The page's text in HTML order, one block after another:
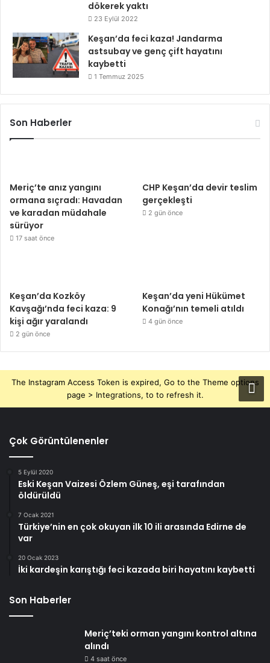
dökerek yaktı
23 Eylül 2022
Keşan’da feci kaza! Jandarma
astsubay ve genç çift hayatını
kaybetti
1 Temmuz 2025
Son Haberler
Meriç’te anız yangını
ormana sıçradı: Havadan
ve karadan müdahale
sürüyor
17 saat önce
CHP Keşan’da devir teslim
gerçekleşti
2 gün önce
Keşan’da Kozköy
Kavşağı’nda feci kaza: 9
kişi ağır yaralandı
2 gün önce
Keşan’da yeni Hükümet
Konağı’nın temeli atıldı
4 gün önce
The Instagram Access Token is expired, Go to the Theme options
page > Integrations, to to refresh it.
Çok Görüntülenenler
5 Eylül 2020
Eski Keşan Vaizesi Özlem Güneş, eşi tarafından
öldürüldü
7 Ocak 2021
Türkiye’nin en çok okuyan ilk 10 ili arasında Edirne de
var
20 Ocak 2023
İki kardeşin karıştığı feci kazada biri hayatını kaybetti
Son Haberler
Meriç’teki orman yangını kontrol altına
alındı
4 saat önce